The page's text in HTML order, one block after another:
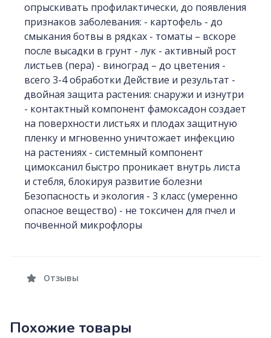
опрыскивать профилактически, до появления
признаков заболевания: - картофель - до
смыкания ботвы в рядках - томаты – вскоре
после высадки в грунт - лук - активный рост
листьев (пера) - виноград – до цветения -
всего 3-4 обработки Действие и результат -
двойная защита растения: снаружи и изнутри
- контактный компонент фамоксадон создает
на поверхности листьях и плодах защитную
пленку и мгновенно уничтожает инфекцию
на растениях - системный компонент
цимоксанил быстро проникает внутрь листа
и стебля, блокируя развитие болезни
Безопасность и экология - 3 класс (умеренно
опасное вещество) - не токсичен для пчел и
почвенной микрофлоры
Отзывы
Похожие товары